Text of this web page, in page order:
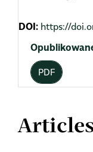
DOI: https://
PDF